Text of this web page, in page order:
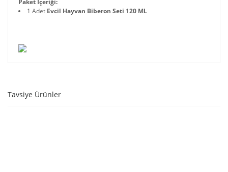
Paket İçeriği:
1 Adet Evcil Hayvan Biberon Seti 120 ML
Tavsiye Ürünler